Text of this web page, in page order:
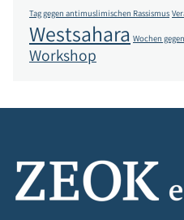
Tag gegen antimuslimischen Rassismus
Westsahara Wochen
Workshop